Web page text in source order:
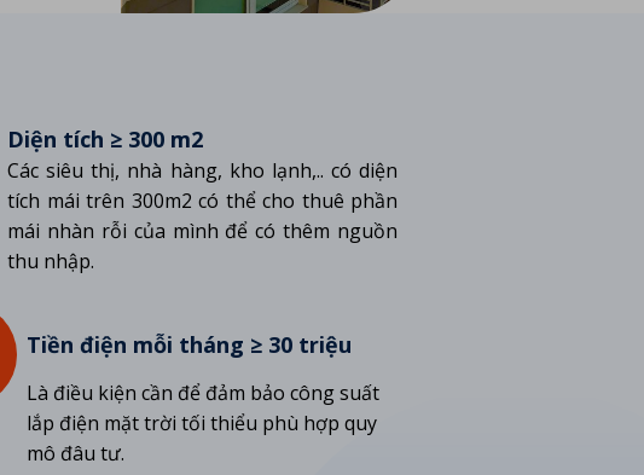
Diện tích ≥ 300 m2
Các siêu thị, nhà hàng, kho lạnh,.. có diện
tích mái trên 300m2 có thể cho thuê phần
mái nhàn rỗi của mình để có thêm nguồn
thu nhập.
Là điều kiện cần để đảm bảo công suất
lắp điện mặt trời tối thiểu phù hợp quy
mô đâu tư.
Tiền điện mỗi tháng ≥ 30 triệu